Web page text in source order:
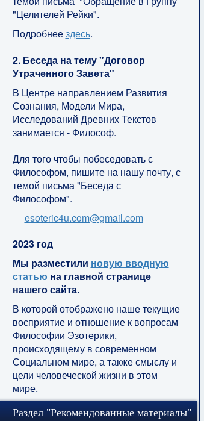
"Целителей Рейки".
Подробнеездесь.
2. Беседа на тему "Договор
Утраченного Завета"
В Центре направлением Развития
Сознания, Модели Мира,
Исследований Древних Текстов
занимается - Философ.
Для того чтобы побеседовать с
Философом, пишите на нашу почту, с
темой письма "Беседа с
Философом".
esoteric4u.com@gmail.com
2023 год
Мы разместили новую вводную
статью на главной странице
нашего сайта.
В которой отображено наше текущие
восприятие и отношение к вопросам
Философии Эзотерики,
происходящему в современном
Социальном мире, а также смыслу и
цели человеческой жизни в этом
мире.
Раздел "Рекомендованные материалы"